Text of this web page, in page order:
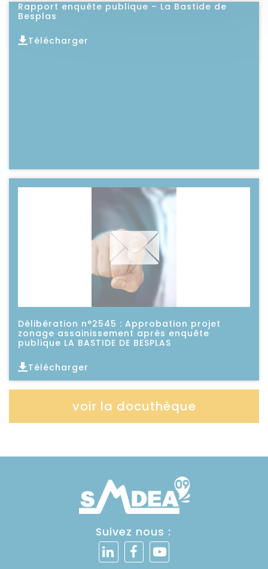
Rapport enquête publique – La Bastide de
Besplas
Télécharger
Délibération n°2545 : Approbation projet
zonage assainissement après enquête
publique LA BASTIDE DE BESPLAS
Télécharger
Lire l'article
voir la docuthèque
Suivez nous :